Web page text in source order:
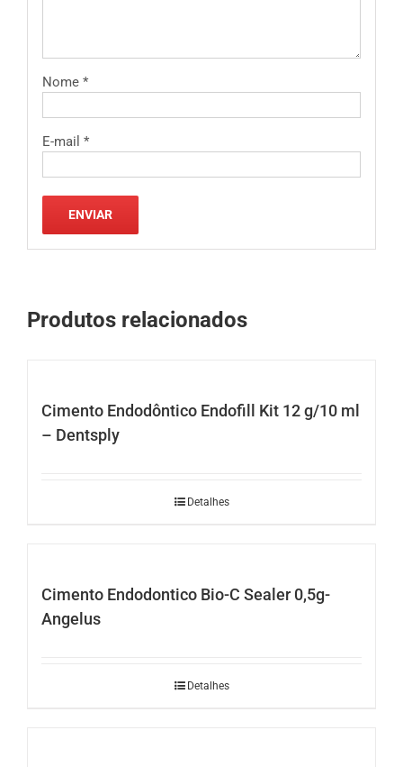
Nome *
E-mail *
Produtos relacionados
Cimento Endodôntico Endofill Kit 12 g/10 ml
– Dentsply
Detalhes
Cimento Endodontico Bio-C Sealer 0,5g-
Angelus
Detalhes